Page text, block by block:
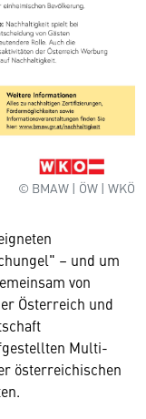
© BMAW | ÖW | WKÖ
– und um
von
Österreich und
Multi-
österreichischen